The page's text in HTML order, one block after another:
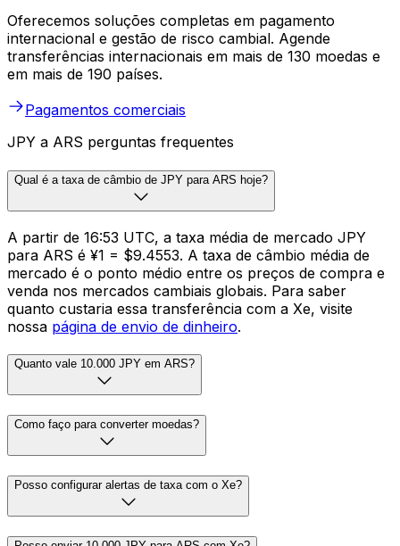
Oferecemos soluções completas em pagamento
internacional e gestão de risco cambial. Agende
transferências internacionais em mais de 130 moedas e
em mais de 190 países.
Pagamentos comerciais
JPY a ARS perguntas frequentes
Qual é a taxa de câmbio de JPY para ARS hoje?
A partir de 16:53 UTC, a taxa média de mercado JPY
para ARS é ¥1 = $9.4553. A taxa de câmbio média de
mercado é o ponto médio entre os preços de compra e
venda nos mercados cambiais globais. Para saber
quanto custaria essa transferência com a Xe, visite
nossa página de envio de dinheiro.
Quanto vale 10.000 JPY em ARS?
Como faço para converter moedas?
Posso configurar alertas de taxa com o Xe?